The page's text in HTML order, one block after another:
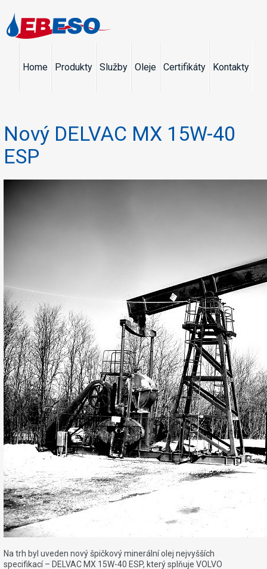
Home Produkty Služby Oleje Certifikáty Kontakty
Nový DELVAC MX 15W-40
ESP
Na trh byl uveden nový špičkový minerální olej nejvyšších
specifikací – DELVAC MX 15W-40 ESP, který splňuje VOLVO